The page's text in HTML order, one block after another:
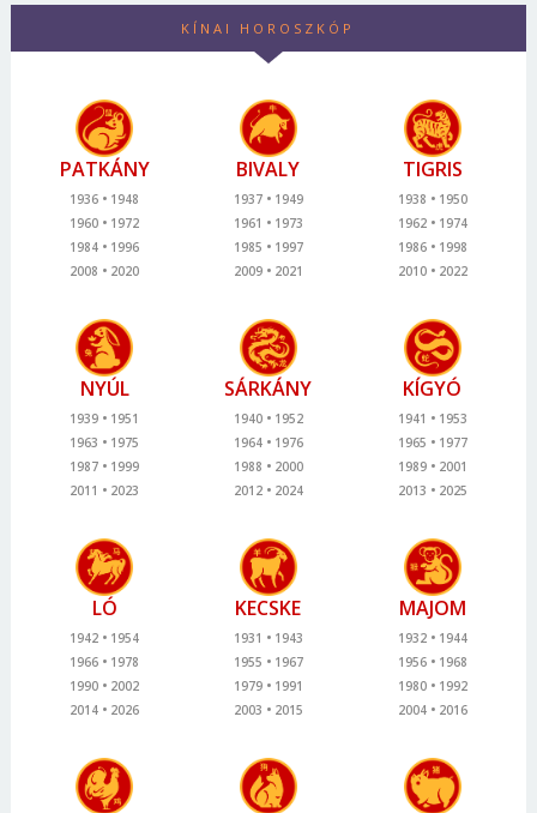
KÍNAI HOROSZKÓP
PATKÁNY
1936
1948
1960
1972
1984
1996
2008
2020
BIVALY
1937
1949
1961
1973
1985
1997
2009
2021
TIGRIS
1938
1950
1962
1974
1986
1998
2010
2022
NYÚL
1939
1951
1963
1975
1987
1999
2011
2023
SÁRKÁNY
1940
1952
1964
1976
1988
2000
2012
2024
KÍGYÓ
1941
1953
1965
1977
1989
2001
2013
2025
LÓ
1942
1954
1966
1978
1990
2002
2014
2026
KECSKE
1931
1943
1955
1967
1979
1991
2003
2015
MAJOM
1932
1944
1956
1968
1980
1992
2004
2016